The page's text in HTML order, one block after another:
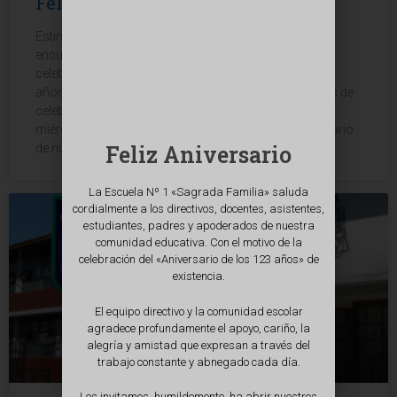
Estimados Padres y Apoderados: Esperando que se
encuentre muy bien junto a toda su familia, queremos
celebrar con todos los alumnos y alumnas estos 123
años de existencia de nuestro colegio. Las actividades de
celebración de aniversario las realizaremos el día
miércoles 13 y jueves 14 de octubre. Se seguirá el horario
de nuestro planFeliz Aniversario
La Escuela Nº 1 «Sagrada Familia» saluda
cordialmente a los directivos, docentes, asistentes,
estudiantes, padres y apoderados de nuestra
comunidad educativa. Con el motivo de la
celebración del «Aniversario de los 123 años» de
existencia.
El equipo directivo y la comunidad escolar
agradece profundamente el apoyo, cariño, la
alegría y amistad que expresan a través del
trabajo constante y abnegado cada día.